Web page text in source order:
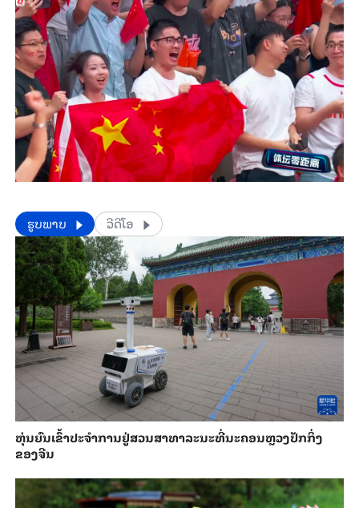
​​ຮູບພາບ ວີດີໂອ
​ຫຸ່ນ​ຍົນ​ເຂົ້າ​ປະ​ຈຳ​ການ​ຢູ່​ສວນ​ສາ​ທາ​ລະ​ນະ​ທີ່​ນະ​ຄອນຫຼວງ​ປັກ​ກິ່ງ​
ຂອງ​ຈີນ